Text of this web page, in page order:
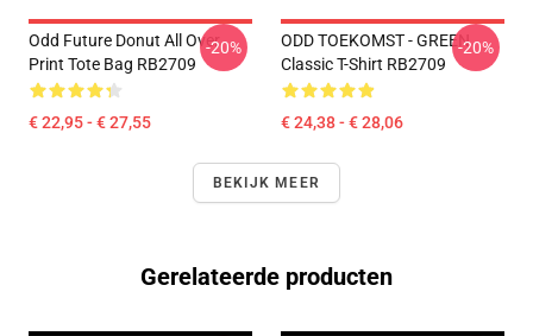
Odd Future Donut All Over
Print Tote Bag RB2709
€ 22,95 - € 27,55
-20%
ODD TOEKOMST - GREEN
Classic T-Shirt RB2709
€ 24,38 - € 28,06
-20%
BEKIJK MEER
Gerelateerde producten